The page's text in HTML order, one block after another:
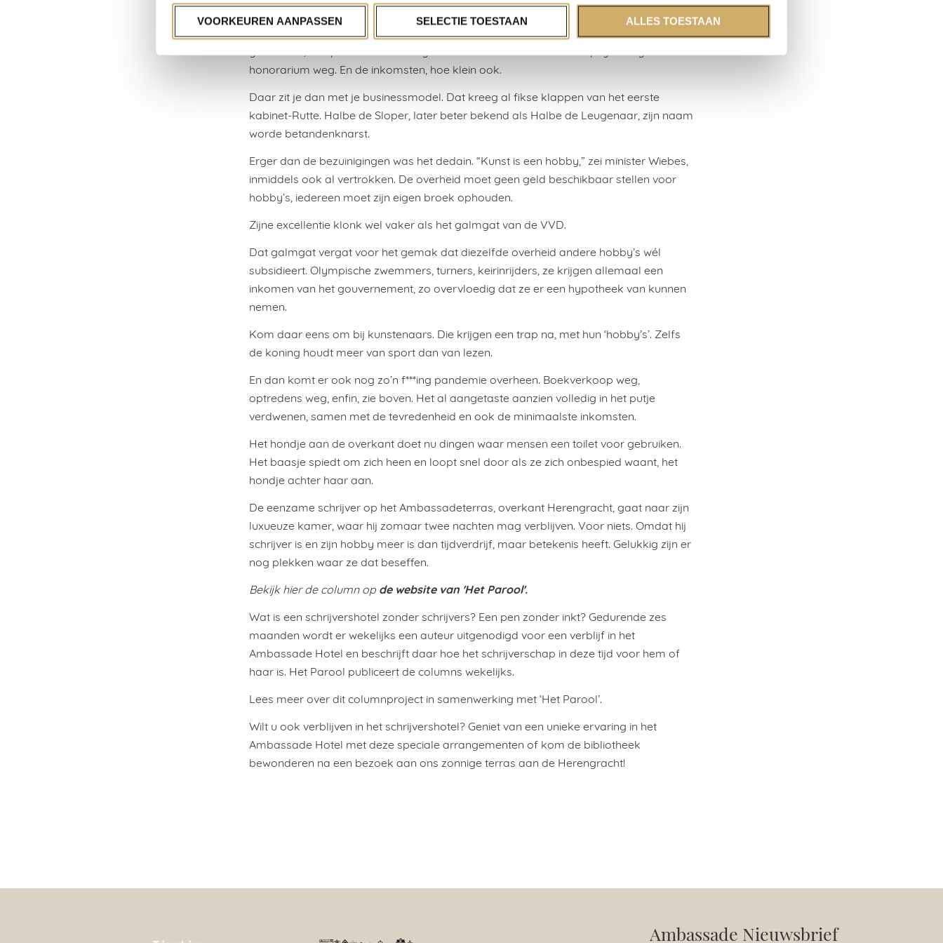
VOORKEUREN AANPASSEN SELECTIE TOESTAAN ALLES TOESTAAN
dat is bijzaak. Ze ontvangen aanzien en tevredenheid als psychologisch honorarium.
honorarium weg. En de inkomsten, hoe klein ook.
Daar zit je dan met je businessmodel. Dat kreeg al fikse klappen van het eerste
kabinet-Rutte. Halbe de Sloper, later beter bekend als Halbe de Leugenaar, zijn naam
worde betandenknarst.
Erger dan de bezuinigingen was het dedain. “Kunst is een hobby,” zei minister Wiebes,
inmiddels ook al vertrokken. De overheid moet geen geld beschikbaar stellen voor
hobby’s, iedereen moet zijn eigen broek ophouden.
Zijne excellentie klonk wel vaker als het galmgat van de VVD.
Dat galmgat vergat voor het gemak dat diezelfde overheid andere hobby’s wél
subsidieert. Olympische zwemmers, turners, keirinrijders, ze krijgen allemaal een
inkomen van het gouvernement, zo overvloedig dat ze er een hypotheek van kunnen
nemen.
Kom daar eens om bij kunstenaars. Die krijgen een trap na, met hun ‘hobby’s’. Zelfs
de koning houdt meer van sport dan van lezen.
En dan komt er ook nog zo’n f***ing pandemie overheen. Boekverkoop weg,
optredens weg, enfin, zie boven. Het al aangetaste aanzien volledig in het putje
verdwenen, samen met de tevredenheid en ook de minimaalste inkomsten.
Het hondje aan de overkant doet nu dingen waar mensen een toilet voor gebruiken.
Het baasje spiedt om zich heen en loopt snel door als ze zich onbespied waant, het
hondje achter haar aan.
De eenzame schrijver op het Ambassadeterras, overkant Herengracht, gaat naar zijn
luxueuze kamer, waar hij zomaar twee nachten mag verblijven. Voor niets. Omdat hij
schrijver is en zijn hobby meer is dan tijdverdrijf, maar betekenis heeft. Gelukkig zijn er
nog plekken waar ze dat beseffen.
Bekijk hier de column op de website van 'Het Parool'.
Wat is een schrijvershotel zonder schrijvers? Een pen zonder inkt? Gedurende zes
maanden wordt er wekelijks een auteur uitgenodigd voor een verblijf in het
Ambassade Hotel en beschrijft daar hoe het schrijverschap in deze tijd voor hem of
haar is. Het Parool publiceert de columns wekelijks.
Lees meer over dit columnproject in samenwerking met ‘Het Parool’.
Wilt u ook verblijven in het schrijvershotel? Geniet van een unieke ervaring in het
Ambassade Hotel met deze speciale arrangementen of kom de bibliotheek
bewonderen na een bezoek aan ons zonnige terras aan de Herengracht!
Ambassade Nieuwsbrief